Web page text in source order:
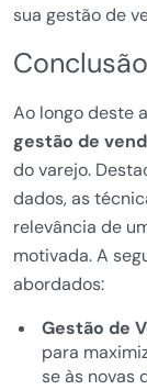
sua gestão de
Ao longo deste
gestão de
do varejo.
dados, as
relevância de
motivada. A
abordados:
Gestão de
para
se às novas